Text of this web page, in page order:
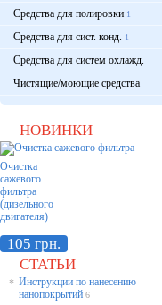
Средства для полировки 1
Средства для сист. конд. 1
Средства для систем охлажд.
Чистящие/моющие средства
НОВИНКИ
Очистка
сажевого
фильтра
(дизельного
двигателя)
105 грн.
СТАТЬИ
* Инструкции по нанесению
нанопокрытий 6